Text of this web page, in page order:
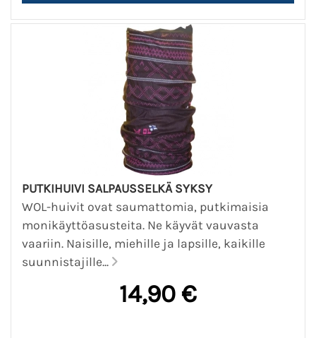
PUTKIHUIVI SALPAUSSELKÄ SYKSY
WOL-huivit ovat saumattomia, putkimaisia
monikäyttöasusteita. Ne käyvät vauvasta
vaariin. Naisille, miehille ja lapsille, kaikille
suunnistajille...
14,90 €